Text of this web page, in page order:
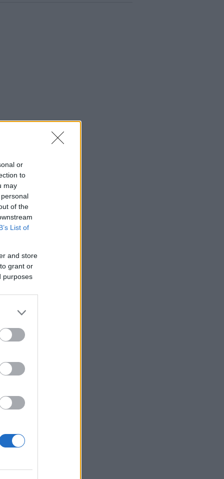
or
to
may
of the
List of
and store
grant or
purposes